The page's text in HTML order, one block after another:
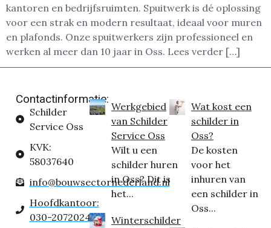
kantoren en bedrijfsruimten. Spuitwerk is dé oplossing
voor een strak en modern resultaat, ideaal voor muren
en plafonds. Onze spuitwerkers zijn professioneel en
werken al meer dan 10 jaar in Oss. Lees verder […]
Contactinformatie:
Schilder
Service Oss
KVK:
58037640
info@bouwsectornederland.nl
Hoofdkantoor:
030-2072024
Werkgebied
van Schilder
Service Oss
Wilt u een
schilder huren
in Oss? Dit is
het...
Winterschilder
Wat kost een
schilder in
Oss?
De kosten
voor het
inhuren van
een schilder in
Oss...